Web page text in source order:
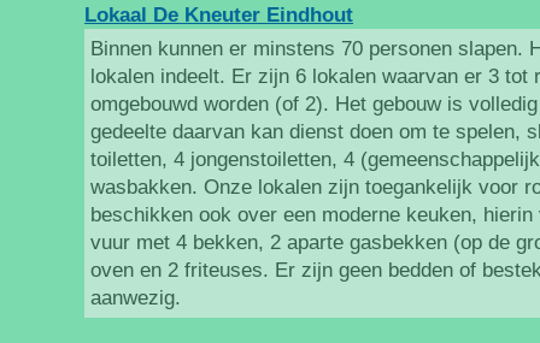
Lokaal De Kneuter Eindhout
Binnen kunnen er minstens 70 personen slapen.
lokalen indeelt. Er zijn 6 lokalen waarvan er 3 tot
omgebouwd worden (of 2). Het gebouw is
gedeelte daarvan kan dienst doen om te spelen,
toiletten, 4 jongenstoiletten, 4
wasbakken. Onze lokalen zijn toegankelijk voor
beschikken ook over een moderne keuken,
vuur met 4 bekken, 2 aparte gasbekken (op de
oven en 2 friteuses. Er zijn geen bedden of
aanwezig.